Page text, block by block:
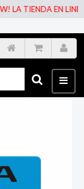
TIENDA EN LINEA